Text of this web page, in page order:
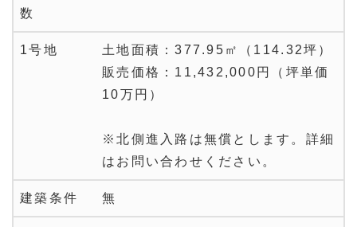
数
1号地
土地面積：377.95㎡（114.32坪）
販売価格：11,432,000円（坪単価
10万円）
※北側進入路は無償とします。詳細
はお問い合わせください。
建築条件 無